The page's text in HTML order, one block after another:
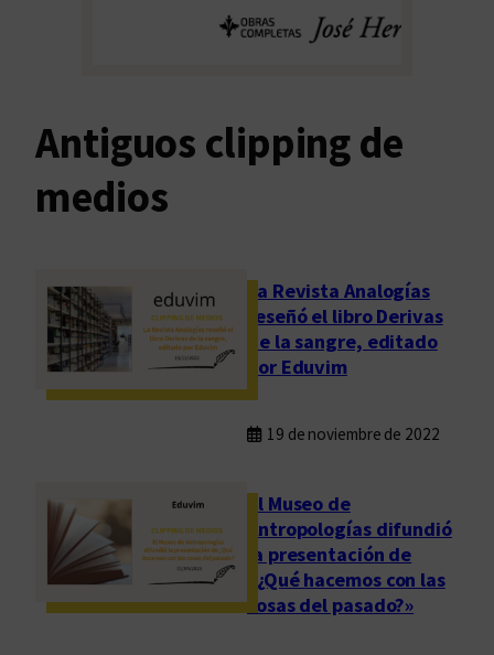
Antiguos clipping de
medios
La Revista Analogías
reseñó el libro Derivas
de la sangre, editado
por Eduvim
19 de noviembre de 2022
El Museo de
Antropologías difundió
la presentación de
«¿Qué hacemos con las
cosas del pasado?»